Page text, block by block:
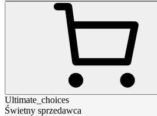
Ultimate_choices
Świetny sprzedawca